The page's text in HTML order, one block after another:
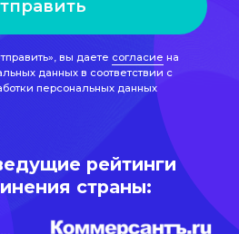
рейтинги
страны:
ЛУЧШИЕ ЮРИДИЧЕСКИЕ
ПРАКТИКИ